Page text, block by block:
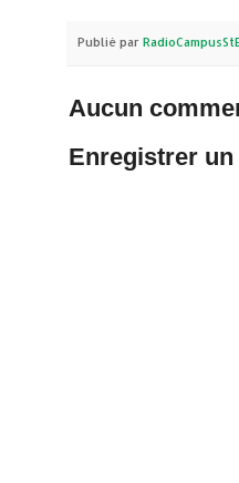
Publié par
Aucun
Enregistrer